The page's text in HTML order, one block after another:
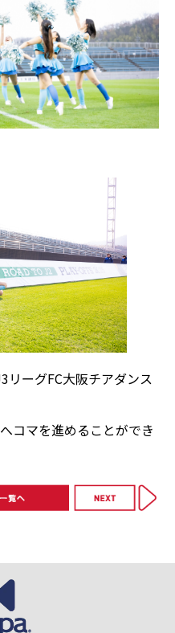
リーグFC大阪チアダンス
コマを進めることができ